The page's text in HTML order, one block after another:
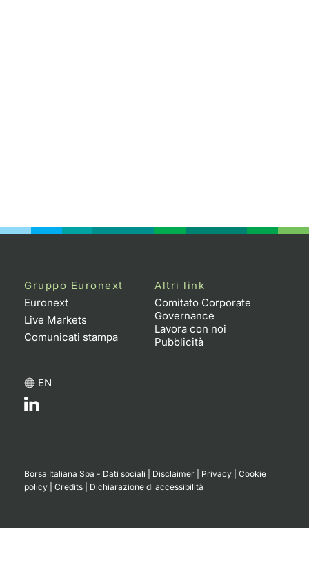
Gruppo Euronext
Euronext
Live Markets
Comunicati stampa
Altri link
Comitato Corporate
Governance
Lavora con noi
Pubblicità
EN
Borsa Italiana Spa - Dati sociali Disclaimer Privacy
Cookie
policy
Credits Dichiarazione di accessibilità